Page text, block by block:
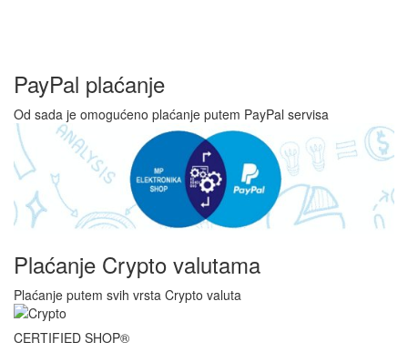
PayPal plaćanje
Od sada je omogućeno plaćanje putem PayPal servisa
Plaćanje Crypto valutama
Plaćanje putem svih vrsta Crypto valuta
CERTIFIED SHOP®